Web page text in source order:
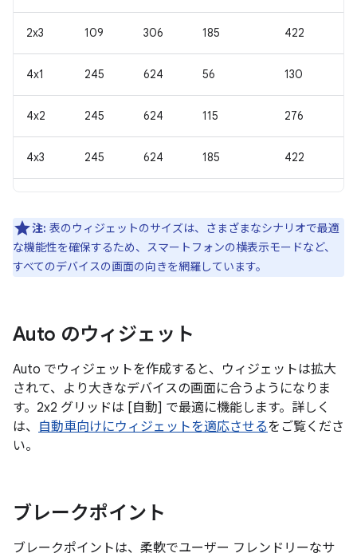
2x3 109 306 185 422
4x1 245 624 56 130
4x2 245 624 115 276
4x3 245 624 185 422
注: 表のウィジェットのサイズは、さまざまなシナリオで最適
な機能性を確保するため、スマートフォンの横表示モードなど、
すべてのデバイスの画面の向きを網羅しています。
Auto のウィジェット
Auto でウィジェットを作成すると、ウィジェットは拡大
されて、より大きなデバイスの画面に合うようになりま
す。2x2 グリッドは [自動] で最適に機能します。詳しく
は、 自動車向けにウィジェットを適応させるをご覧くださ
い。
ブレークポイント
ブレークポイントは、柔軟でユーザー フレンドリーなサ